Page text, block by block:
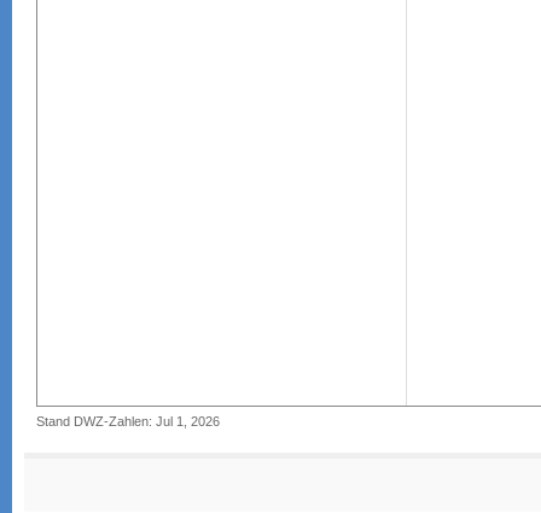
Stand DWZ-Zahlen: Jul 1, 2026